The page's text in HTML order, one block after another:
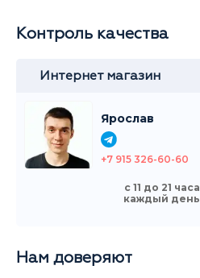
Контроль качества
Интернет магазин
Ярослав
+7 915 326-60-60
с 11 до 21 часа
каждый день
Нам доверяют